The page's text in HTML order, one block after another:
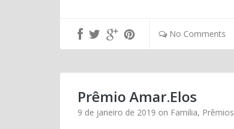
No Comments
Prêmio Amar.Elos
9 de janeiro de 2019 on Familia, Prêmios